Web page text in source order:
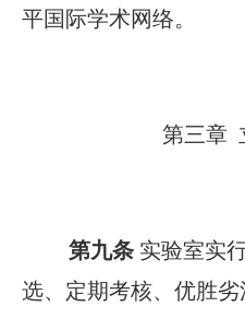
平国际学术网络。
第三章
第九条 实验室实
选、定期考核、优胜劣